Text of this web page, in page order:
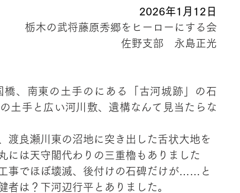
2026年1月12日
栃木の武将藤原秀郷をヒーローにする会
佐野支部　永島正光
、南東の土手のにある「古河城跡」の石
土手と広い河川敷、遺構なんて見当たらな
渡良瀬川東の沼地に突き出した舌状大地を
には天守閣代わりの三重櫓もありました
事でほぼ壊滅、後付けの石碑だけが……と
者は？下河辺行平とありました。